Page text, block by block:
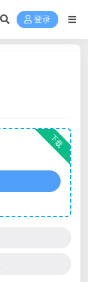
登录
下载